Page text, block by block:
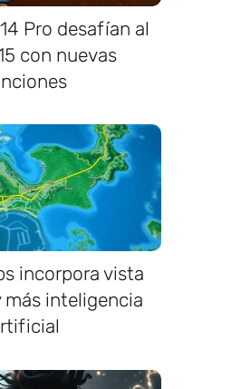
Pro desafían al
con nuevas
incorpora vista
más inteligencia